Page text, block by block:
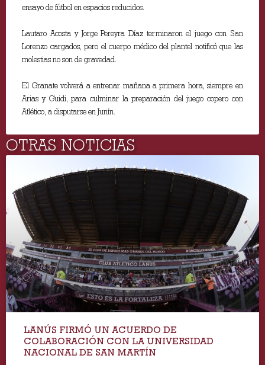
ensayo de fútbol en espacios reducidos.
Lautaro Acosta y Jorge Pereyra Díaz terminaron el juego con San
Lorenzo cargados, pero el cuerpo médico del plantel notificó que las
molestias no son de gravedad.
El Granate volverá a entrenar mañana a primera hora, siempre en
Arias y Guidi, para culminar la preparación del juego copero con
Atlético, a disputarse en Junín.
OTRAS NOTICIAS
LANÚS FIRMÓ UN ACUERDO DE
COLABORACIÓN CON LA UNIVERSIDAD
NACIONAL DE SAN MARTÍN